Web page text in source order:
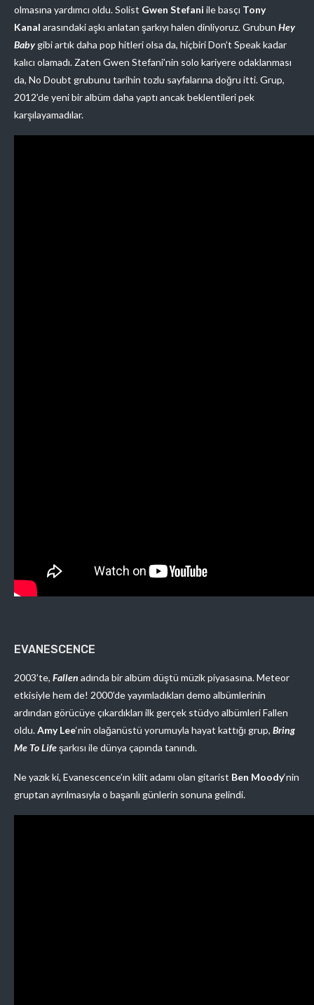
olmasına yardımcı oldu. Solist Gwen Stefani ile basçı Tony
Kanal arasındaki aşkı anlatan şarkıyı halen dinliyoruz. Grubun Hey
Baby gibi artık daha pop hitleri olsa da, hiçbiri Don’t Speak kadar
kalıcı olamadı. Zaten Gwen Stefani’nin solo kariyere odaklanması
da, No Doubt grubunu tarihin tozlu sayfalarına doğru itti. Grup,
2012’de yeni bir albüm daha yaptı ancak beklentileri pek
karşılayamadılar.
EVANESCENCE
2003’te, Fallen adında bir albüm düştü müzik piyasasına. Meteor
etkisiyle hem de! 2000’de yayımladıkları demo albümlerinin
ardından görücüye çıkardıkları ilk gerçek stüdyo albümleri Fallen
oldu.Amy Lee‘nin olağanüstü yorumuyla hayat kattığı grup, Bring
Me To Lifeşarkısı ile dünya çapında tanındı.
Ne yazık ki, Evanescence’ın kilit adamı olan gitarist Ben Moody‘nin
gruptan ayrılmasıyla o başarılı günlerin sonuna gelindi.